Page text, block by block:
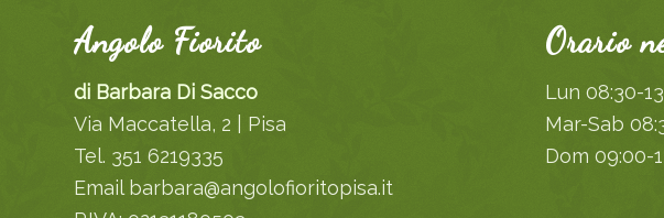
Angolo Fiorito
di Barbara Di Sacco
Via Maccatella, 2 | Pisa
Tel. 351 6219335
Email barbara@angolofioritopisa.it
Orario
Lun 08:30-
Mar-Sab
Dom 09:00-